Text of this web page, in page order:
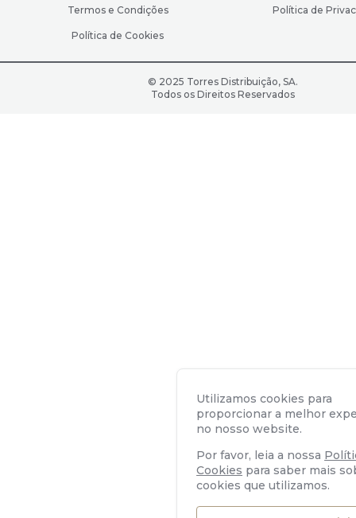
Termos e Condições Política de
Política de Cookies
© 2025 Torres Distribuição, SA.
Todos os Direitos Reservados
Utilizamos cookies para
proporcionar a melhor
no nosso website.
Por favor, leia a nossa
Cookies para saber mais
cookies que utilizamos.